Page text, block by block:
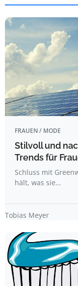
FRAUEN / MODE
Stilvoll und
Trends für
Schluss mit
hält, was sie…
Tobias Meyer